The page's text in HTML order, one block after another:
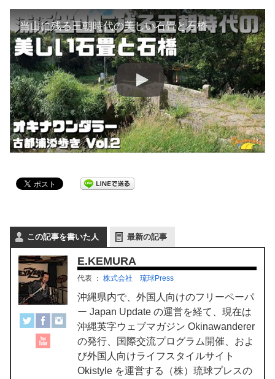
当山に残る王朝時代の美しい石畳と石橋
この記事を書いた人 最新の記事
E.KEMURA
代表 ： 株式会社 琉球Press
沖縄県内で、外国人向けのフリーペーパ
ー Japan Update の運営を経て、現在は
沖縄英字ウェブマガジン Okinawanderer
の発行、国際交流プログラム開催、およ
び外国人向けライフスタイルサイト
Okistyle を運営する（株）琉球プレスの